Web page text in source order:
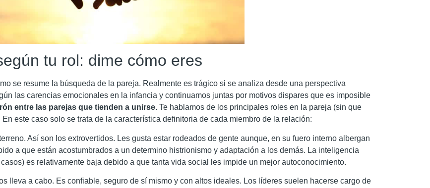
tu rol: dime cómo eres
se resume la búsqueda de la pareja. Realmente es trágico si se analiza desde una perspectiva
las carencias emocionales en la infancia y continuamos juntas por motivos dispares que es imposible
entre las parejas que tienden a unirse. Te hablamos de los principales roles en la pareja (sin que
este caso solo se trata de la característica definitoria de cada miembro de la relación:
Así son los extrovertidos. Les gusta estar rodeados de gente aunque, en su fuero interno albergan
a que están acostumbrados a un determino histrionismo y adaptación a los demás. La inteligencia
es relativamente baja debido a que tanta vida social les impide un mejor autoconocimiento.
lleva a cabo. Es confiable, seguro de sí mismo y con altos ideales. Los líderes suelen hacerse cargo de